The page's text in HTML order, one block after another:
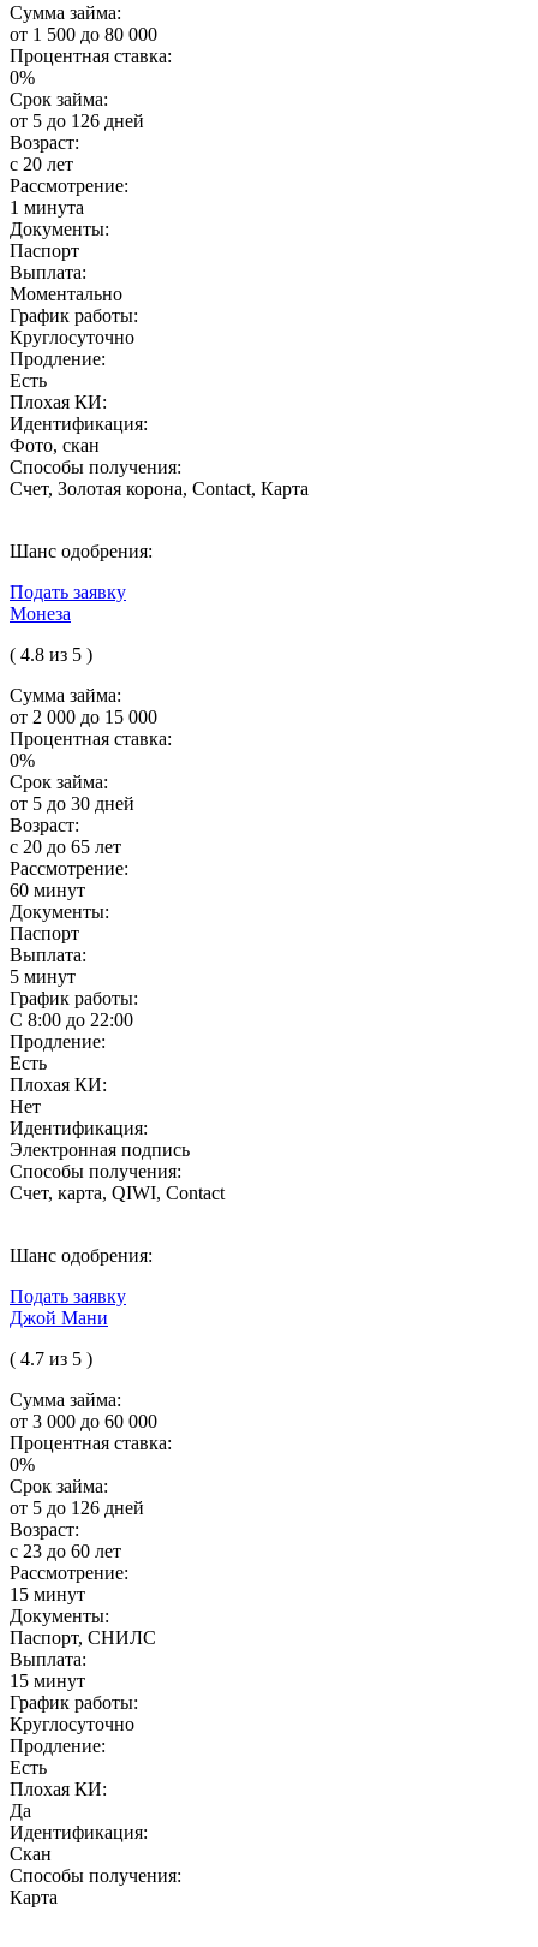
Сумма займа:
от 1 500 до 80 000
Процентная ставка:
0%
Срок займа:
от 5 до 126 дней
Возраст:
с 20 лет
Рассмотрение:
1 минута
Документы:
Паспорт
Выплата:
Моментально
График работы:
Круглосуточно
Продление:
Есть
Плохая КИ:
Идентификация:
Фото, скан
Способы получения:
Счет, Золотая корона, Contact, Карта
Шанс одобрения:
Подать заявку
Монеза
( 4.8 из 5 )
Сумма займа:
от 2 000 до 15 000
Процентная ставка:
0%
Срок займа:
от 5 до 30 дней
Возраст:
с 20 до 65 лет
Рассмотрение:
60 минут
Документы:
Паспорт
Выплата:
5 минут
График работы:
С 8:00 до 22:00
Продление:
Есть
Плохая КИ:
Нет
Идентификация:
Электронная подпись
Способы получения:
Счет, карта, QIWI, Contact
Шанс одобрения:
Подать заявку
Джой Мани
( 4.7 из 5 )
Сумма займа:
от 3 000 до 60 000
Процентная ставка:
0%
Срок займа:
от 5 до 126 дней
Возраст:
с 23 до 60 лет
Рассмотрение:
15 минут
Документы:
Паспорт, СНИЛС
Выплата:
15 минут
График работы:
Круглосуточно
Продление:
Есть
Плохая КИ:
Да
Идентификация:
Скан
Способы получения:
Карта